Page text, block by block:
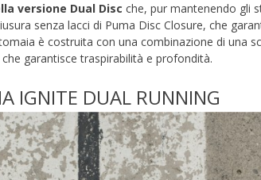
versione Dual Disc che, pur mantenendo gli
senza lacci di Puma Disc Closure, che
è costruita con una combinazione di una
garantisce traspirabilità e profondità.
IGNITE DUAL RUNNING